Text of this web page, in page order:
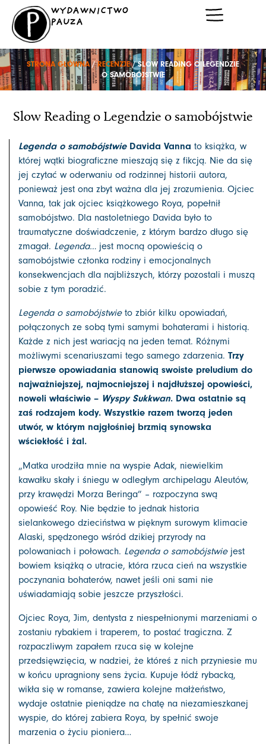
Przejdź
treści
WYDAWNICTWO
PAUZA
STRONA GŁÓWNA /RECENZJE/ SLOW READING O LEGENDZIE
O SAMOBÓJSTWIE
Slow Reading o Legendzie o samobójstwie
Legenda o samobójstwie Davida Vanna to książka, w
której wątki biograficzne mieszają się z fikcją. Nie da się
jej czytać w oderwaniu od rodzinnej historii autora,
ponieważ jest ona zbyt ważna dla jej zrozumienia. Ojciec
Vanna, tak jak ojciec książkowego Roya, popełnił
samobójstwo. Dla nastoletniego Davida było to
traumatyczne doświadczenie, z którym bardzo długo się
zmagał. Legenda… jest mocną opowieścią o
samobójstwie członka rodziny i emocjonalnych
konsekwencjach dla najbliższych, którzy pozostali i muszą
sobie z tym poradzić.
Legenda o samobójstwie to zbiór kilku opowiadań,
połączonych ze sobą tymi samymi bohaterami i historią.
Każde z nich jest wariacją na jeden temat. Różnymi
możliwymi scenariuszami tego samego zdarzenia. Trzy
pierwsze opowiadania stanowią swoiste preludium do
najważniejszej, najmocniejszej i najdłuższej opowieści,
noweli właściwie – Wyspy Sukkwan. Dwa ostatnie są
zaś rodzajem kody. Wszystkie razem tworzą jeden
utwór, w którym najgłośniej brzmią synowska
wściekłość i żal.
„Matka urodziła mnie na wyspie Adak, niewielkim
kawałku skały i śniegu w odległym archipelagu Aleutów,
przy krawędzi Morza Beringa” – rozpoczyna swą
opowieść Roy. Nie będzie to jednak historia
sielankowego dzieciństwa w pięknym surowym klimacie
Alaski, spędzonego wśród dzikiej przyrody na
polowaniach i połowach. Legenda o samobójstwie jest
bowiem książką o utracie, która rzuca cień na wszystkie
poczynania bohaterów, nawet jeśli oni sami nie
uświadamiają sobie jeszcze przyszłości.
Ojciec Roya, Jim, dentysta z niespełnionymi marzeniami o
zostaniu rybakiem i traperem, to postać tragiczna. Z
rozpaczliwym zapałem rzuca się w kolejne
przedsięwzięcia, w nadziei, że któreś z nich przyniesie mu
w końcu upragniony sens życia. Kupuje łódź rybacką,
wikła się w romanse, zawiera kolejne małżeństwo,
wydaje ostatnie pieniądze na chatę na niezamieszkanej
wyspie, do której zabiera Roya, by spełnić swoje
marzenia o życiu pioniera…